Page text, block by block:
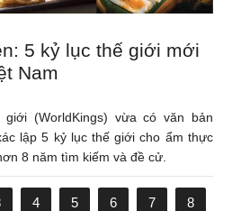
5 kỷ lục thế giới mới
Nam
(WorldKings) vừa có văn bản
lập 5 kỷ lục thế giới cho ẩm thực
8 năm tìm kiếm và đề cử.
4 5 6 7
8